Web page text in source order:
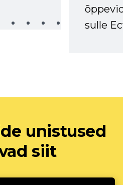
sulle
unistused
siit